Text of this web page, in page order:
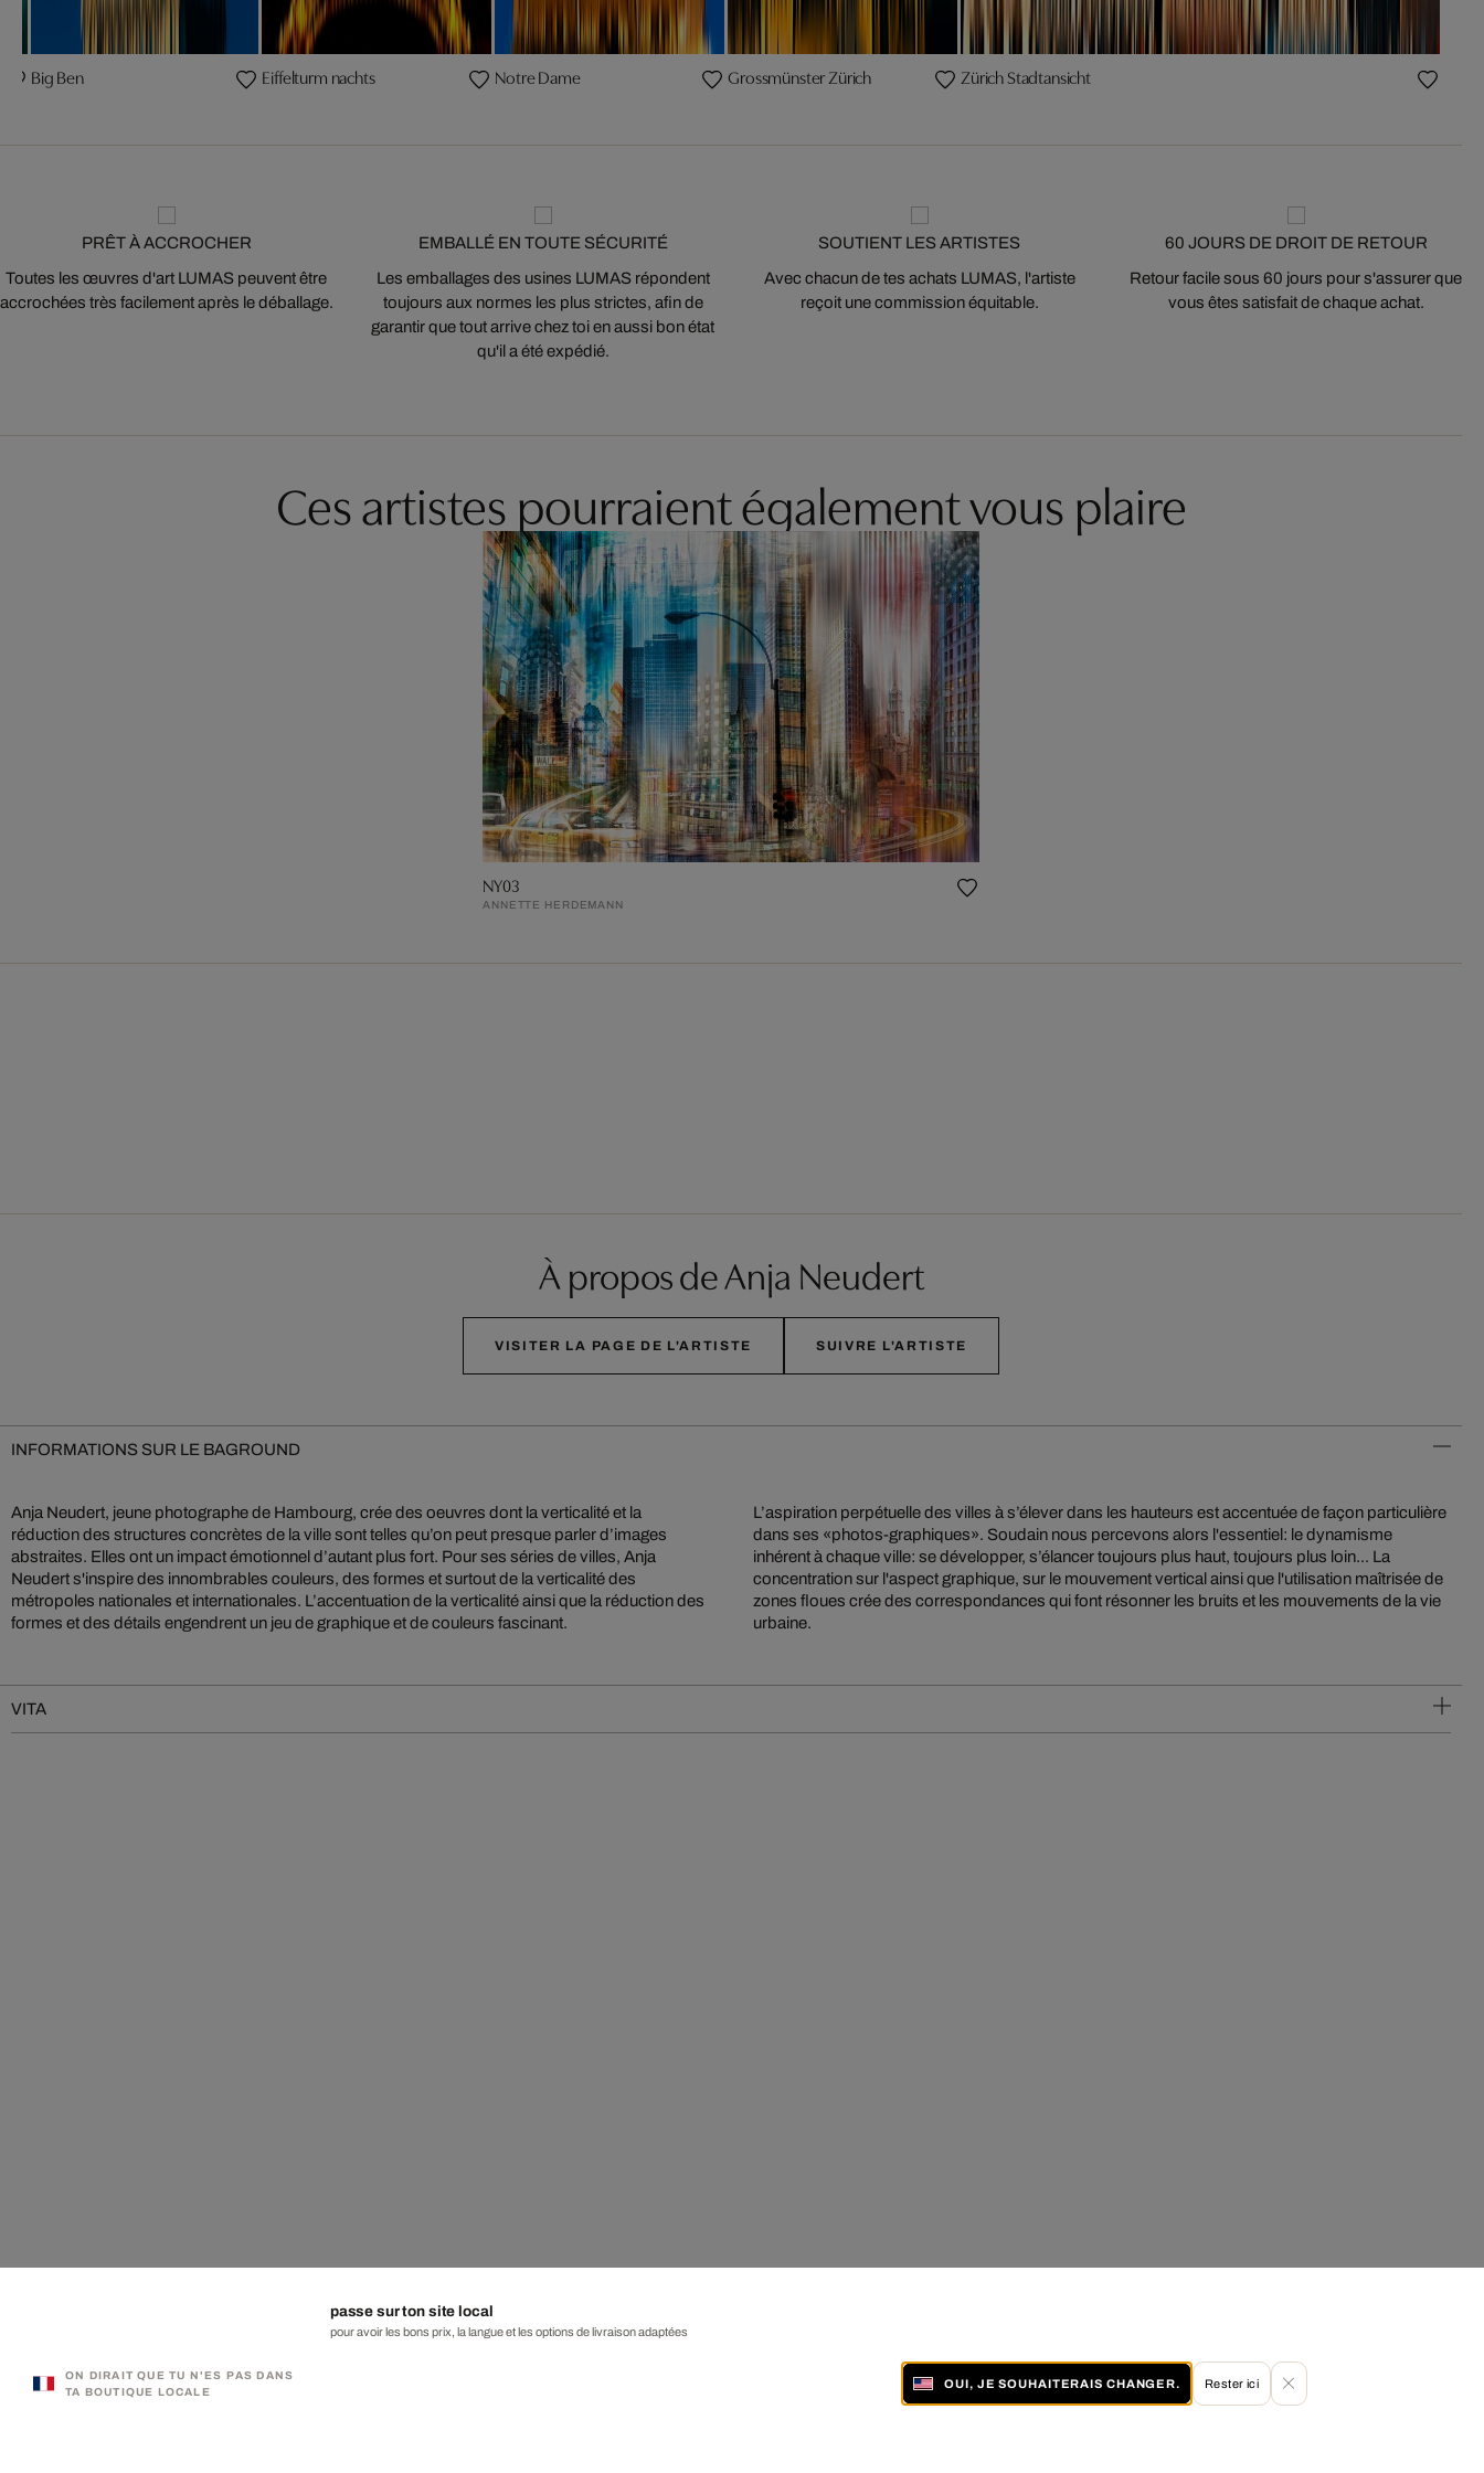
Big Ben Eiffelturm nachts Notre Dame Grossmünster Zürich Zürich Stadtansicht
PRÊT À ACCROCHER
Toutes les œuvres d'art LUMAS peuvent être
accrochées très facilement après le déballage.
EMBALLÉ EN TOUTE SÉCURITÉ
Les emballages des usines LUMAS répondent
toujours aux normes les plus strictes, afin de
garantir que tout arrive chez toi en aussi bon état
qu'il a été expédié.
SOUTIENT LES ARTISTES
Avec chacun de tes achats LUMAS, l'artiste
reçoit une commission équitable.
60 JOURS DE DROIT DE RETOUR
Retour facile sous 60 jours pour s'assurer que
vous êtes satisfait de chaque achat.
Ces artistes pourraient également vous plaire
NY03
ANNETTE HERDEMANN
À propos de Anja Neudert
VISITER LA PAGE DE L'ARTISTE SUIVRE L'ARTISTE
INFORMATIONS SUR LE BAGROUND
Anja Neudert, jeune photographe de Hambourg, crée des oeuvres dont la verticalité et la
réduction des structures concrètes de la ville sont telles qu’on peut presque parler d’images
abstraites. Elles ont un impact émotionnel d’autant plus fort. Pour ses séries de villes, Anja
Neudert s'inspire des innombrables couleurs, des formes et surtout de la verticalité des
métropoles nationales et internationales. L’accentuation de la verticalité ainsi que la réduction des
formes et des détails engendrent un jeu de graphique et de couleurs fascinant.
L’aspiration perpétuelle des villes à s’élever dans les hauteurs est accentuée de façon particulière
dans ses «photos-graphiques». Soudain nous percevons alors l'essentiel: le dynamisme
inhérent à chaque ville: se développer, s’élancer toujours plus haut, toujours plus loin... La
concentration sur l'aspect graphique, sur le mouvement vertical ainsi que l'utilisation maîtrisée de
zones floues crée des correspondances qui font résonner les bruits et les mouvements de la vie
urbaine.
VITA
ON DIRAIT QUE TU N'ES PAS DANS
TA BOUTIQUE LOCALE
passe sur ton site local
pour avoir les bons prix, la langue et les options de livraison adaptées
OUI, JE SOUHAITERAIS CHANGER. Rester ici